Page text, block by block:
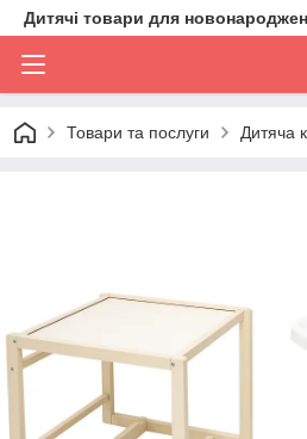
Дитячі товари для
Товари та послуги Дитяча